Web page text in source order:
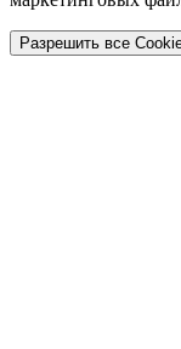
Разрешить все